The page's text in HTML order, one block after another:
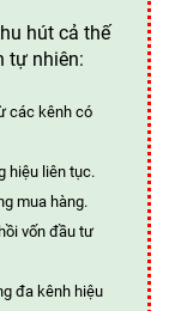
hút cả thế
tự nhiên:
các kênh có
hiệu liên tục.
mua hàng.
vốn đầu tư
đa kênh hiệu